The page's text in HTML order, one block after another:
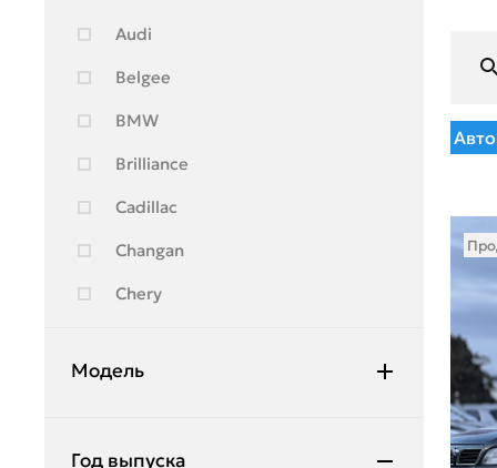
Audi
Belgee
BMW
Brilliance
Cadillac
Changan
Chery
Citroen
Модель
Год выпуска